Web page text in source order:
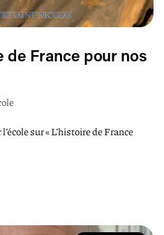
de France pour nos
sur « L’histoire de France